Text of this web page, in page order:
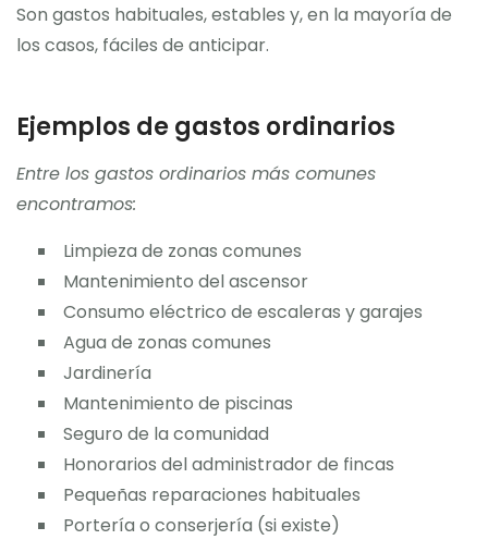
Son gastos habituales, estables y, en la mayoría de
los casos, fáciles de anticipar.
Ejemplos de gastos ordinarios
Entre los gastos ordinarios más comunes
encontramos:
Limpieza de zonas comunes
Mantenimiento del ascensor
Consumo eléctrico de escaleras y garajes
Agua de zonas comunes
Jardinería
Mantenimiento de piscinas
Seguro de la comunidad
Honorarios del administrador de fincas
Pequeñas reparaciones habituales
Portería o conserjería (si existe)